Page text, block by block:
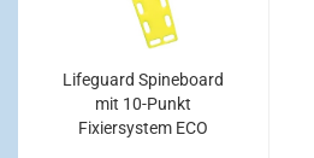
Lifeguard Spineboard
mit 10-Punkt
Fixiersystem ECO